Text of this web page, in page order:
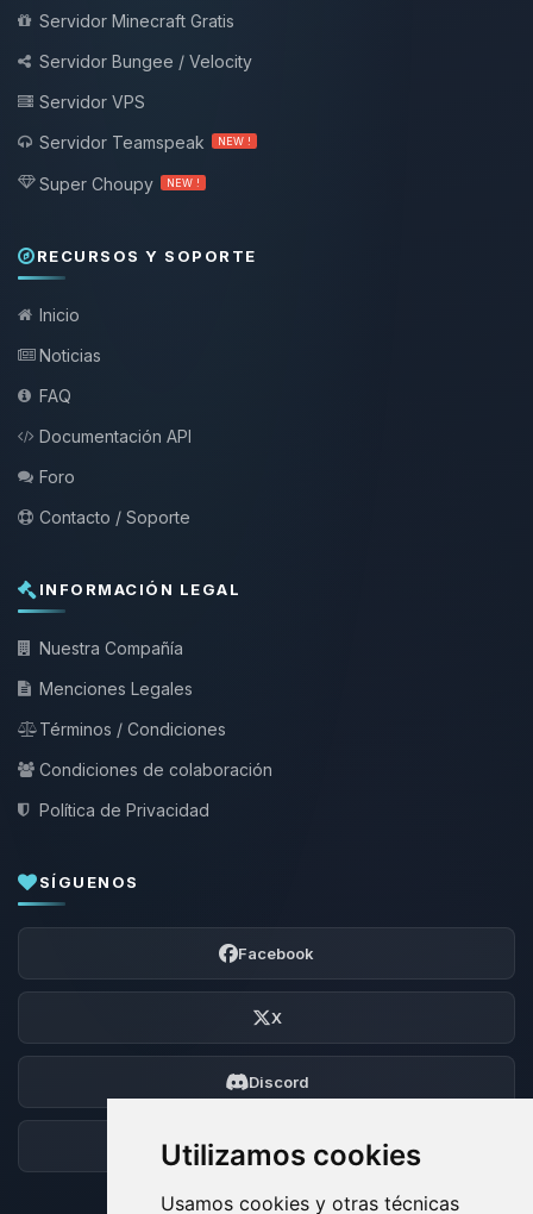
Utilizamos cookies
Usamos cookies y otras técnicas
Servidor Minecraft Gratis
Servidor Bungee / Velocity
Servidor VPS
Servidor Teamspeak
NEW !
Super Choupy NEW !
RECURSOS Y SOPORTE
Inicio
Noticias
FAQ
Documentación API
Foro
Contacto / Soporte
INFORMACIÓN LEGAL
Nuestra Compañía
Menciones Legales
Términos / Condiciones
Condiciones de colaboración
Política de Privacidad
SÍGUENOS
Facebook
X
Discord
Foro